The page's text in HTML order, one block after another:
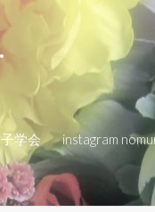
学会 instagram